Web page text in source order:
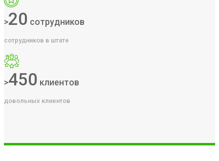
>20 сотрудников
сотрудников в штате
>450 клиентов
довольных клиентов